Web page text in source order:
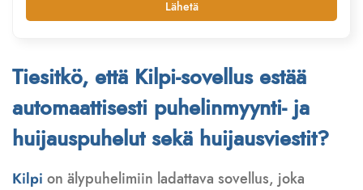
Lähetä
Tiesitkö, että Kilpi-sovellus estää
automaattisesti puhelinmyynti- ja
huijauspuhelut sekä huijausviestit?
Kilpi on älypuhelimiin ladattava sovellus, joka